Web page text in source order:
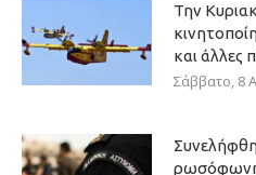
Την
και άλλες
Σάββατο, 8